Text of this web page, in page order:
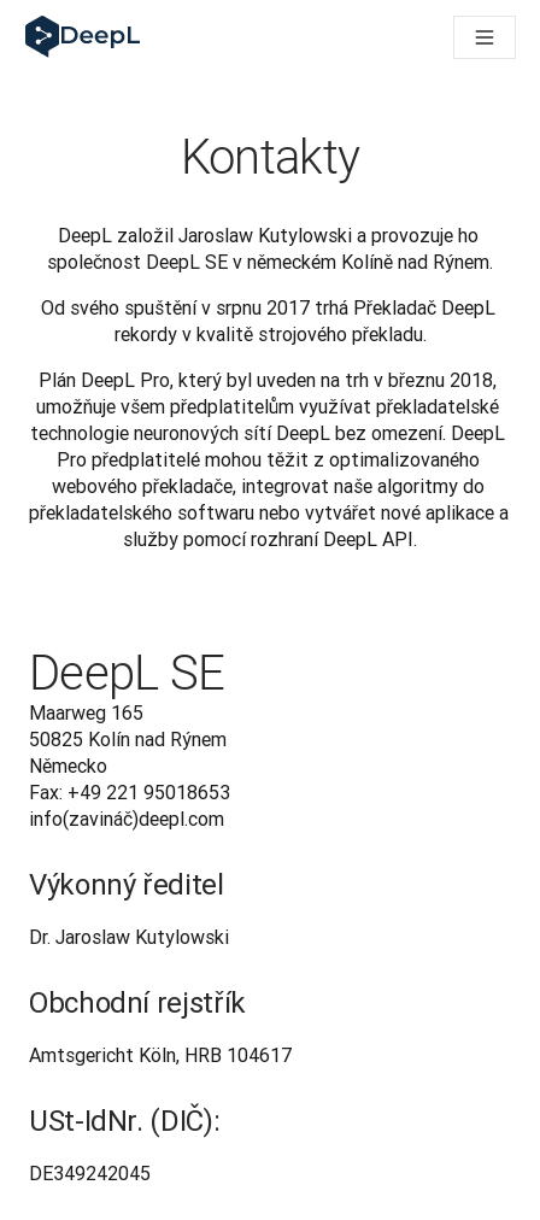
DeepL pro agenty s AI
Translation Flow pro překlad v DeepL: Nové pracovní
Rozluštění důvěry v jazykovou AI pro podniky. Rozhovor se
Jak vyvíjíme systém posouzení kvality překladu pro DeepL
Building an instantly accessible voice demo with DeepL
Kontakty
DeepL založil Jaroslaw Kutylowski a provozuje ho
společnost DeepL SE v německém Kolíně nad Rýnem.
Od svého spuštění v srpnu 2017 trhá Překladač DeepL
rekordy v kvalitě strojového překladu.
Plán DeepL Pro, který byl uveden na trh v březnu 2018,
umožňuje všem předplatitelům využívat překladatelské
technologie neuronových sítí DeepL bez omezení. DeepL
Pro předplatitelé mohou těžit z optimalizovaného
webového překladače, integrovat naše algoritmy do
překladatelského softwaru nebo vytvářet nové aplikace a
služby pomocí rozhraní DeepL API.
DeepL SE
Maarweg 165
50825 Kolín nad Rýnem
Německo
Fax: +49 221 95018653
info(zavináč)deepl.com
Výkonný ředitel
Dr. Jaroslaw Kutylowski
Obchodní rejstřík
Amtsgericht Köln, HRB 104617
USt-IdNr. (DIČ):
DE349242045